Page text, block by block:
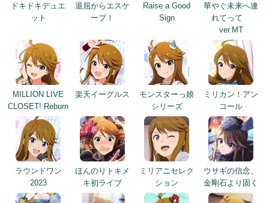
ドキドキデュエ
ット
退屈からエスケ
ープ！
Raise a Good
Sign
華やぐ未来へ連
れてって
ver.MT
MILLION LIVE
CLOSET! Reburn
楽天イーグルス
モンスターっ娘
シリーズ
ミリカン！アン
コール
ラウンドワン
2023
ほんのりトキメ
キ初ライブ
ミリアニセレク
ション
ウサギの信念、
金剛石より固く